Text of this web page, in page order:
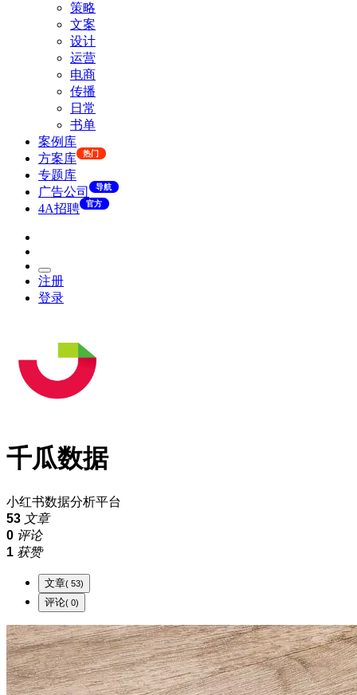
策略
文案
设计
运营
电商
传播
日常
书单
案例库
方案库
热门
专题库
广告公司
导航
4A招聘 官方
注册
登录
千瓜数据
小红书数据分析平台
53 文章
0 评论
1 获赞
文章 ( 53)
评论 ( 0)